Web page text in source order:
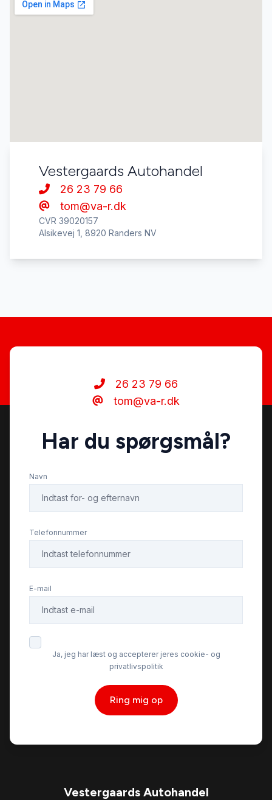
Vestergaards Autohandel
26 23 79 66
tom@va-r.dk
CVR 39020157
Alsikevej 1, 8920 Randers NV
26 23 79 66
tom@va-r.dk
Har du spørgsmål?
Navn
Telefonnummer
E-mail
Ja, jeg har læst og accepterer jeres cookie- og
privatlivspolitik
Ring mig op
Vestergaards Autohandel